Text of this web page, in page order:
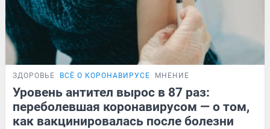
ЗДОРОВЬЕ ВСЁ О КОРОНАВИРУСЕ МНЕНИЕ
Уровень антител вырос в 87 раз:
переболевшая коронавирусом — о том,
как вакцинировалась после болезни